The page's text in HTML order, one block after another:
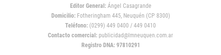
Editor General:Ángel Casagrande
Domicilio:Fotheringham 445, Neuquén (CP 8300)
Teléfono: (0299) 449 0400 / 449 0410
Contacto comercial: publicidad@lmneuquen.com.ar
Registro DNA: 97810291